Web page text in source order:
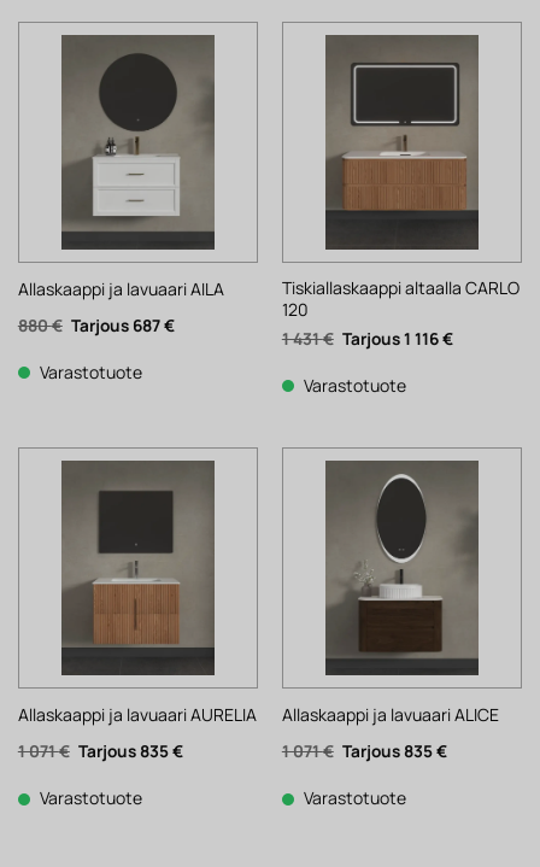
Allaskaappi ja lavuaari AILA
880€ Alkuperäinen
hinta
880 €.
687€Nykyinen
Varastotuote
Tiskiallaskaappi altaalla CARLO
120
1 431€ Alkuperäinen
hinta
1
431 €.
1 116€Nykyinen
Varastotuote
Allaskaappi ja lavuaari AURELIA
1 071€ Alkuperäinen
hinta
1
071 €.
835€Nykyinen
Varastotuote
Allaskaappi ja lavuaari ALICE
1 071€ Alkuperäinen
hinta
1
071 €.
835€Nykyinen
Varastotuote